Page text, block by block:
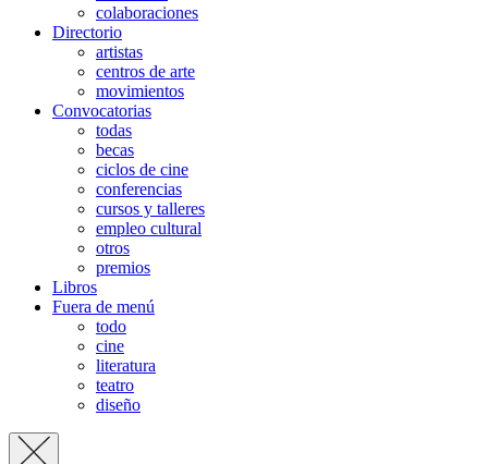
colaboraciones
Directorio
artistas
centros de arte
movimientos
Convocatorias
todas
becas
ciclos de cine
conferencias
cursos y talleres
empleo cultural
otros
premios
Libros
Fuera de menú
todo
cine
literatura
teatro
diseño